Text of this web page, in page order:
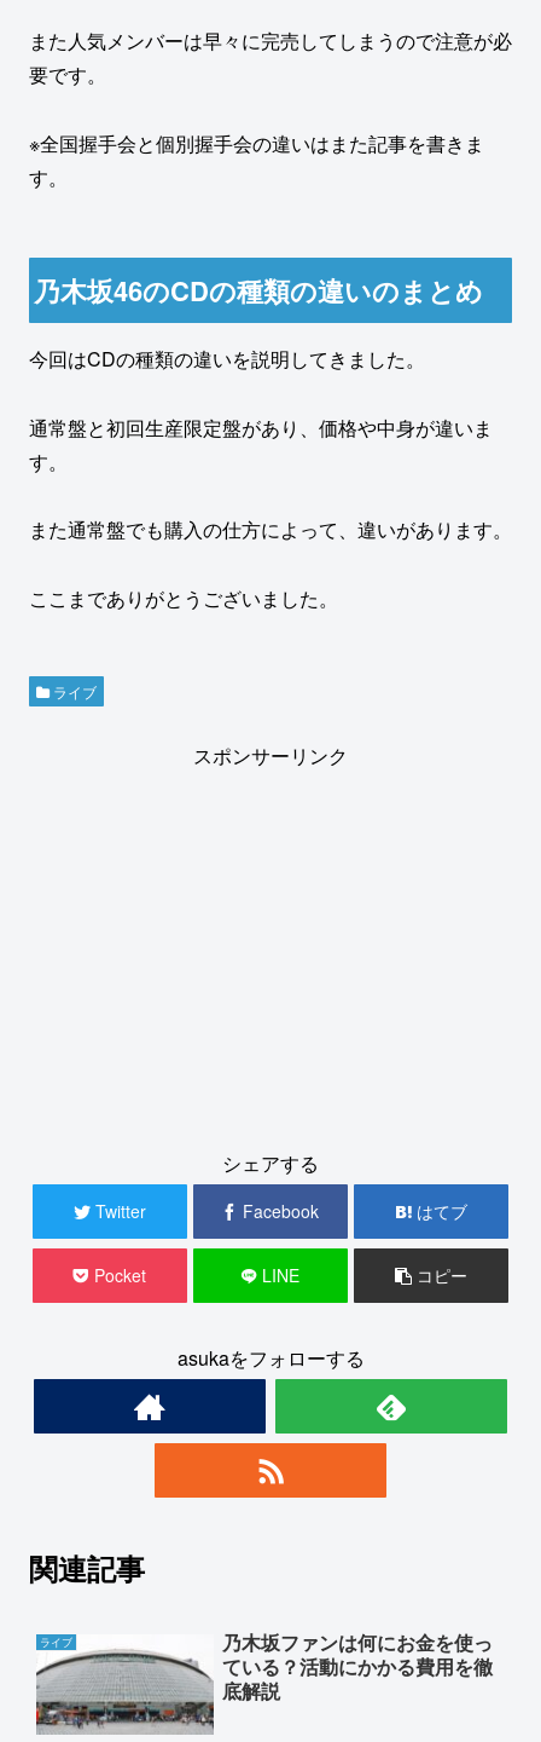
また人気メンバーは早々に完売してしまうので注意が必
要です。
※全国握手会と個別握手会の違いはまた記事を書きま
す。
乃木坂46のCDの種類の違いのまとめ
今回はCDの種類の違いを説明してきました。
通常盤と初回生産限定盤があり、価格や中身が違いま
す。
また通常盤でも購入の仕方によって、違いがあります。
ここまでありがとうございました。
ライブ
スポンサーリンク
シェアする
Twitter Facebook はてブ
Pocket LINE コピー
asukaをフォローする
関連記事
ライブ
乃木坂ファンは何にお金を使っ
ている？活動にかかる費用を徹
底解説